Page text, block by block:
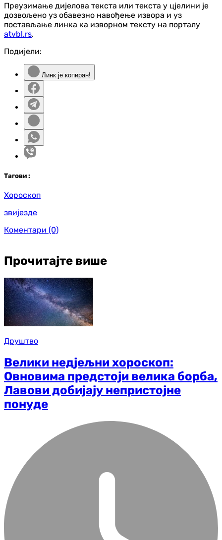
Преузимање дијелова текста или текста у цјелини је
дозвољено уз обавезно навођење извора и уз
постављање линка ка изворном тексту на порталу
atvbl.rs.
Подијели:
Линк је копиран!
Тагови :
Хороскоп
звијезде
Коментари (0)
Прочитајте више
Друштво
Велики недјељни хороскоп:
Овновима предстоји велика борба,
Лавови добијају непристојне
понуде